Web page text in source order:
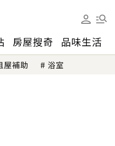
房屋搜奇 品味生活
屋補助 浴室